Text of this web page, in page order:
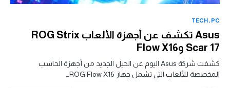
PC
TECH
Asus تكشف عن أجهزة الألعاب ROG Strix
Scar 17 وFlow X16
كشفت شركة Asus اليوم عن الجيل الجديد من أجهزة الحاسب
المخصصة للألعاب التي تشمل جهاز ROG Flow X16…